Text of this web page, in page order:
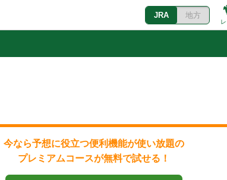
JRA 地方
今なら予想に役立つ便利機能が使い放題の
プレミアムコースが無料で試せる！